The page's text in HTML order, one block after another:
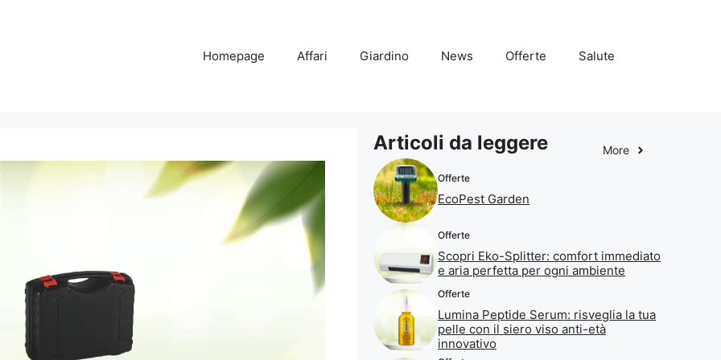
Homepage Affari Giardino News Offerte Salute
Articoli da leggere More
Offerte
EcoPest Garden
Offerte
Scopri Eko-Splitter: comfort immediato
e aria perfetta per ogni ambiente
Offerte
Lumina Peptide Serum: risveglia la tua
pelle con il siero viso anti-età
innovativo